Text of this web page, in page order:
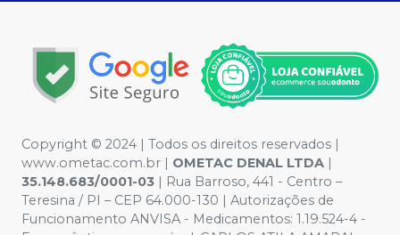
Copyright © 2024 | Todos os direitos reservados |
www.ometac.com.br | OMETAC DENAL LTDA |
35.148.683/0001-03 | Rua Barroso, 441 - Centro –
Teresina / PI – CEP 64.000-130 | Autorizações de
Funcionamento ANVISA - Medicamentos: 1.19.524-4 -